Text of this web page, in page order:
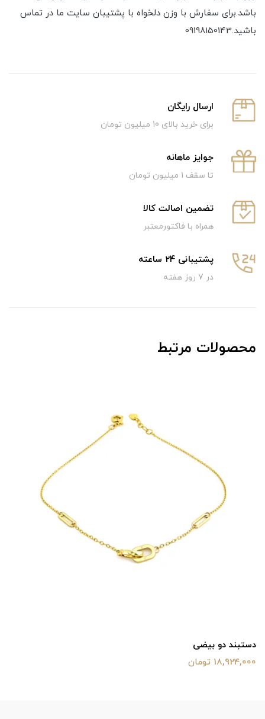
باشد.برای سفارش با وزن دلخواه با پشتیبان سایت ما در تماس
باشید.09198150143
ارسال رایگان
برای خرید بالای 10 میلیون تومان
جوایز ماهانه
تا سقف 1 میلیون تومان
تضمین اصالت کالا
همراه با فاکتورمعتبر
پشتیبانی 24 ساعته
در 7 روز هفته
محصولات مرتبط
دستبند دو بیضی
18,924,000 تومان